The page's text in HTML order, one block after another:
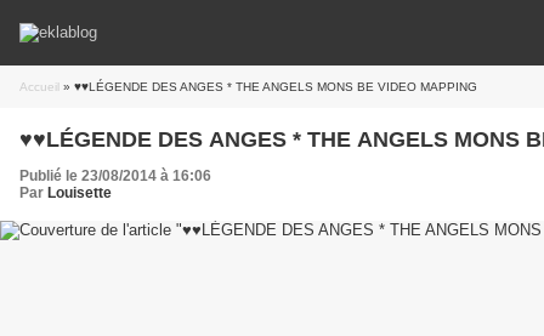
Accueil » ♥♥LÉGENDE DES ANGES * THE ANGELS MONS BE VIDEO MAPPING
♥♥LÉGENDE DES
Publié le 23/08/2014 à 16:06
Par Louisette